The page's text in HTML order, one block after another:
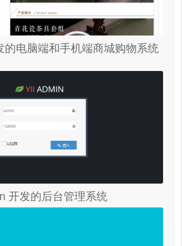
的电脑端和手机端商城购物系统
开发的后台管理系统